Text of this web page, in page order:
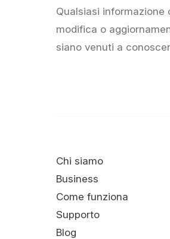
Qualsiasi
modifica o
siano venuti a
Chi siamo
Business
Come funziona
Supporto
Blog